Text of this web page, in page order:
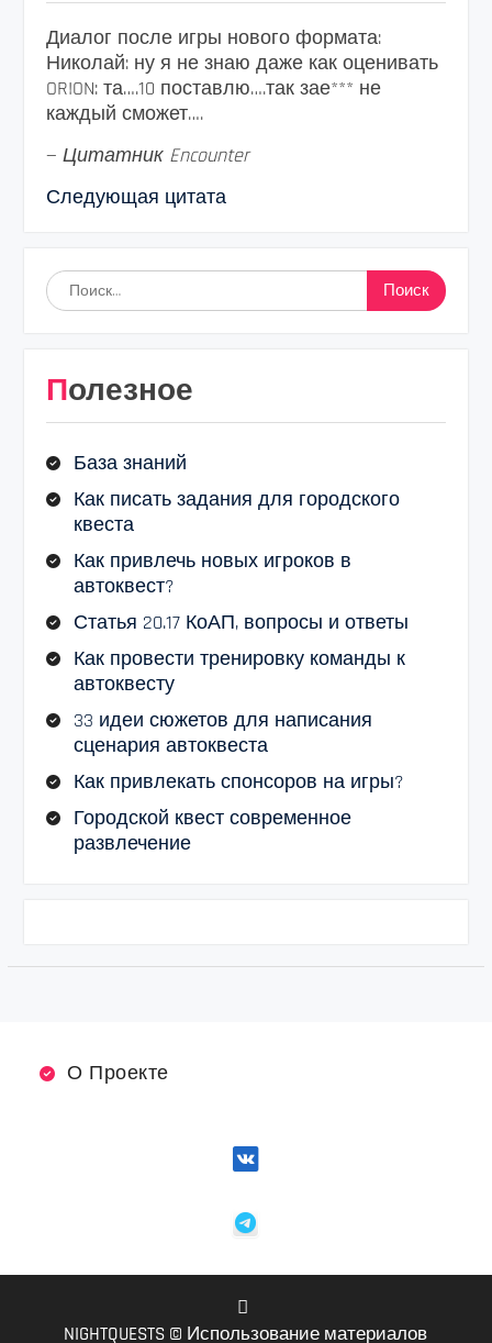
Диалог после игры нового формата:
Николай: ну я не знаю даже как оценивать
OR!ON: та….10 поставлю….так зае*** не
каждый сможет….
— Цитатник Encounter
Следующая цитата
Найти:
Полезное
База знаний
Как писать задания для городского
квеста
Как привлечь новых игроков в
автоквест?
Статья 20.17 КоАП, вопросы и ответы
Как провести тренировку команды к
автоквесту
33 идеи сюжетов для написания
сценария автоквеста
Как привлекать спонсоров на игры?
Городской квест современное
развлечение
О Проекте
VK
NIGHTQUESTS © Использование материалов